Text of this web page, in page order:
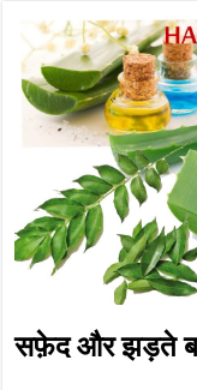
सफ़ेद और झड़ते